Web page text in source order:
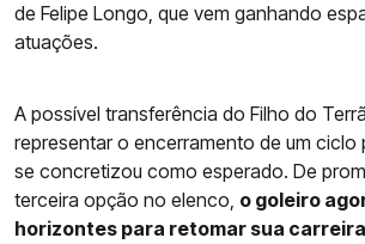
de Felipe Longo, que vem ganhando
atuações.
A possível transferência do Filho do
representar o encerramento de um ciclo
se concretizou como esperado. De
terceira opção no elenco, o goleiro
horizontes para retomar sua